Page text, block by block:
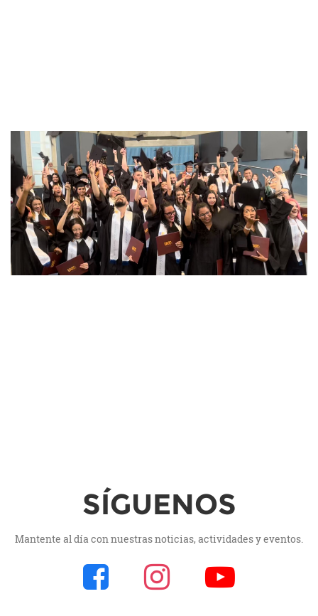
SÍGUENOS
Mantente al día con nuestras noticias, actividades y eventos.